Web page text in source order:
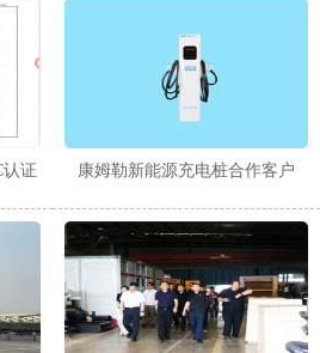
认证
康姆勒新能源充电桩合作客户